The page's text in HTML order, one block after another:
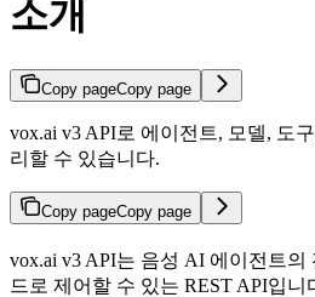
소개
Copy pageCopy page
vox.ai v3 API로 에이전트, 모델, 도
리할 수 있습니다.
Copy pageCopy page
vox.ai v3 API는 음성 AI 에이전트의
드로 제어할 수 있는 REST API입